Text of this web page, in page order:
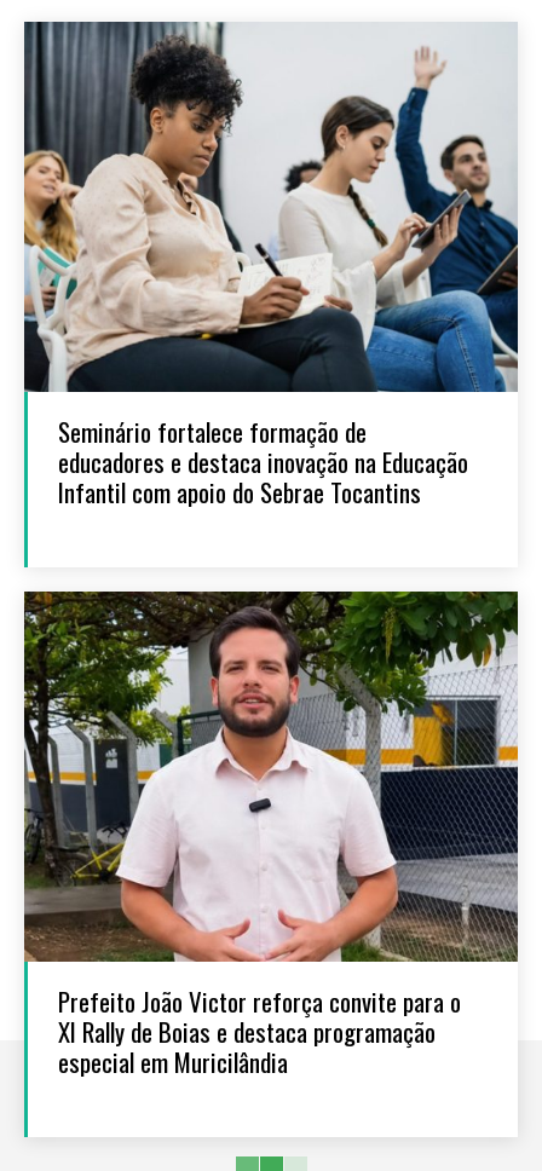
Seminário fortalece formação de
educadores e destaca inovação na Educação
Infantil com apoio do Sebrae Tocantins
Prefeito João Victor reforça convite para o
XI Rally de Boias e destaca programação
especial em Muricilândia